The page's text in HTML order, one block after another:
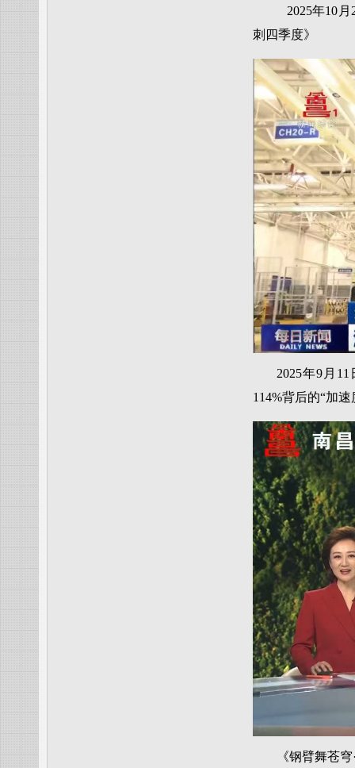
2025年10月
刺四季度》
2025年9月
114%背后的“加速
《钢臂舞苍